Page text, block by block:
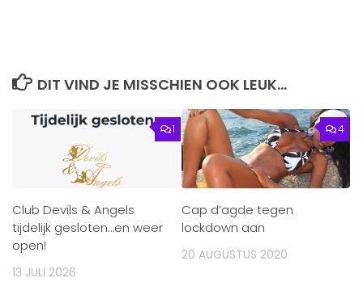
DIT VIND JE MISSCHIEN OOK LEUK...
1
Club Devils & Angels
tijdelijk gesloten…en weer
open!
13 JULI 2026
4
Cap d’agde tegen
lockdown aan
20 AUGUSTUS 2020